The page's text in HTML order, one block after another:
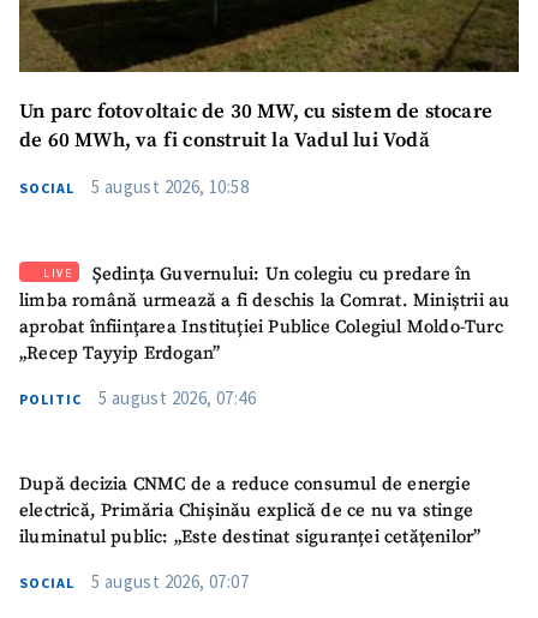
Un parc fotovoltaic de 30 MW, cu sistem de stocare
de 60 MWh, va fi construit la Vadul lui Vodă
SOCIAL 5 august 2026, 10:58
LIVE
Ședința Guvernului: Un colegiu cu predare în
limba română urmează a fi deschis la Comrat. Miniștrii au
aprobat înființarea Instituției Publice Colegiul Moldo-Turc
„Recep Tayyip Erdogan”
POLITIC 5 august 2026, 07:46
După decizia CNMC de a reduce consumul de energie
electrică, Primăria Chișinău explică de ce nu va stinge
iluminatul public: „Este destinat siguranței cetățenilor”
SOCIAL 5 august 2026, 07:07